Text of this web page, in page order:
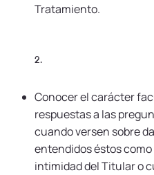
Tratamiento.
2.
Conocer el carácter
respuestas a las
cuando versen sobre
entendidos éstos
intimidad del Titular o